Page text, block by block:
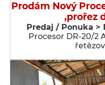
Prodám Nový
,prořez
Predaj / Ponuka >
Procesor DR-20/2